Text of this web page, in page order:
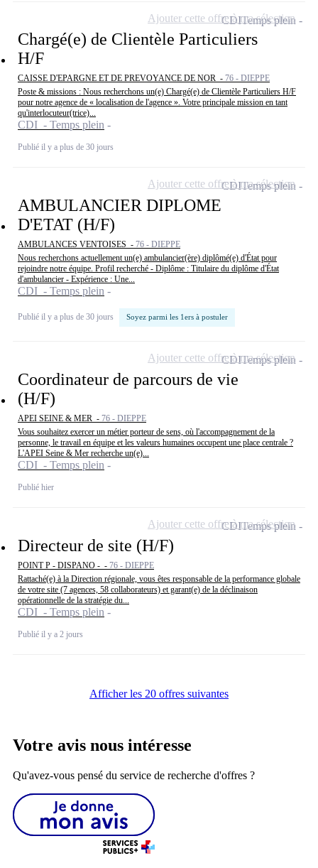
Chargé(e) de Clientèle Particuliers
H/F
CAISSE D'EPARGNE ET DE PREVOYANCE DE NOR - 76 - DIEPPE
Poste & missions : Nous recherchons un(e) Chargé(e) de Clientèle Particuliers H/F
pour notre agence de « localisation de l'agence ». Votre principale mission en tant
qu'interlocuteur(trice)...
CDI - Temps plein
Publié il y a plus de 30 jours
CDITemps plein
Ajouter cette offre à ma sélection
AMBULANCIER DIPLOME
D'ETAT (H/F)
AMBULANCES VENTOISES - 76 - DIEPPE
Nous recherchons actuellement un(e) ambulancier(ère) diplômé(e) d'État pour
rejoindre notre équipe. Profil recherché - Diplôme : Titulaire du diplôme d'État
d'ambulancier - Expérience : Une...
CDI - Temps plein
Publié il y a plus de 30 jours Soyez parmi les 1ers à postuler
CDITemps plein
Ajouter cette offre à ma sélection
Coordinateur de parcours de vie
(H/F)
APEI SEINE & MER - 76 - DIEPPE
Vous souhaitez exercer un métier porteur de sens, où l'accompagnement de la
personne, le travail en équipe et les valeurs humaines occupent une place centrale ?
L'APEI Seine & Mer recherche un(e)...
CDI - Temps plein
Publié hier
CDITemps plein
Ajouter cette offre à ma sélection
Directeur de site (H/F)
POINT P - DISPANO - - 76 - DIEPPE
Rattaché(e) à la Direction régionale, vous êtes responsable de la performance globale
de votre site (7 agences, 58 collaborateurs) et garant(e) de la déclinaison
opérationnelle de la stratégie du...
CDI - Temps plein
Publié il y a 2 jours
CDITemps plein
Ajouter cette offre à ma sélection
Afficher les 20 offres suivantes
Votre avis nous intéresse
Qu'avez-vous pensé du service de recherche d'offres ?